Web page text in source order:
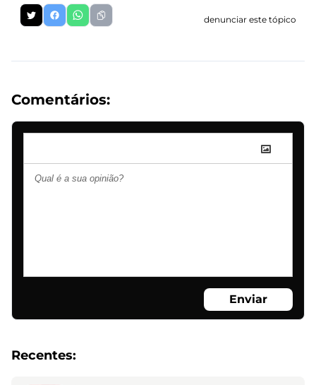
denunciar este tópico
Comentários:
Enviar
Recentes: